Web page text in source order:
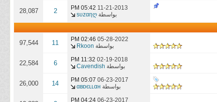
11-21-2013
05:42 PM
بواسطة sυzαηღ
2
28,087
05-28-2022
02:46 PM
بواسطة Rkoon
11
97,544
02-19-2018
11:32 PM
بواسطة Cavendish
6
22,584
06-23-2017
05:07 PM
بواسطة αвɒєʟʟαн
14
26,000
06-23-2017
04:24 PM